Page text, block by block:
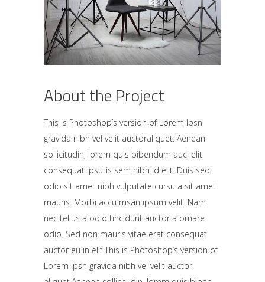
About the Project
This is Photoshop’s version of Lorem Ipsn
gravida nibh vel velit auctoraliquet. Aenean
sollicitudin, lorem quis bibendum auci elit
consequat ipsutis sem nibh id elit. Duis sed
odio sit amet nibh vulputate cursu a sit amet
mauris. Morbi accu msan ipsum velit. Nam
nec tellus a odio tincidunt auctor a ornare
odio. Sed non mauris vitae erat consequat
auctor eu in elit.This is Photoshop’s version of
Lorem Ipsn gravida nibh vel velit auctor